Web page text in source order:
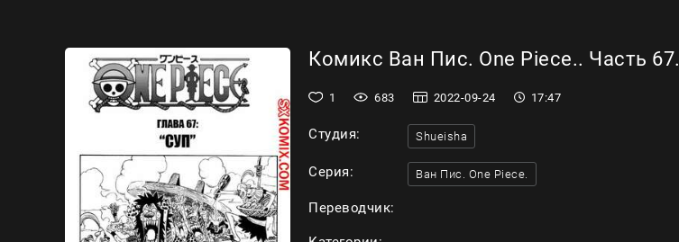
Комикс Ван Пис. One Piece.. Часть 67.
1 683 2022-09-24 17:47
Студия: Shueisha
Серия: Ван Пис. One Piece.
Переводчик: